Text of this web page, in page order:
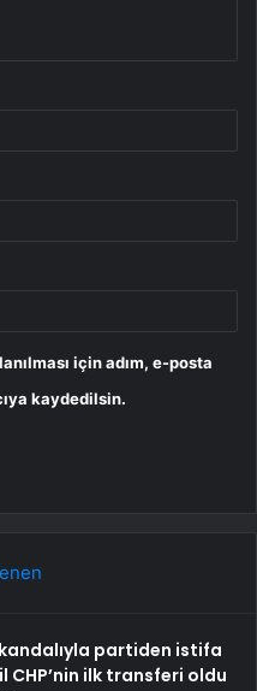
için adım, e-posta
kaydedilsin.
partiden istifa
CHP’nin ilk transferi oldu